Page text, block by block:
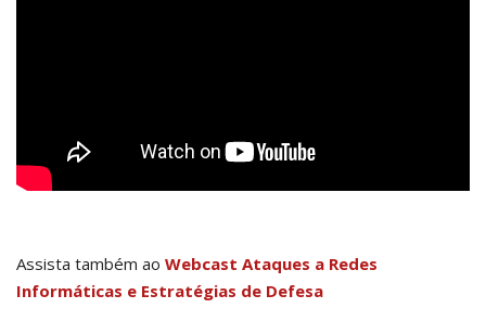
Assista também ao Webcast Ataques a Redes
Informáticas e Estratégias de Defesa